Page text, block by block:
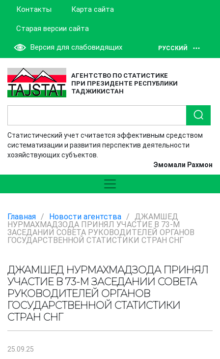
Контакты Карта сайта
Старая версии сайта
Версия для слабовидящих РУССКИЙ
АГЕНТСТВО ПО СТАТИСТИКЕ
ПРИ ПРЕЗИДЕНТЕ РЕСПУБЛИКИ
ТАДЖИКИСТАН
Статистический учет считается эффективным средством
систематизации и развития перспектив деятельности
хозяйствующих субъектов.
Эмомали Рахмон
Главная / Новости агентства / ДЖАМШЕД
НУРМАХМАДЗОДА ПРИНЯЛ УЧАСТИЕ В 73-М
ЗАСЕДАНИИ СОВЕТА РУКОВОДИТЕЛЕЙ ОРГАНОВ
ГОСУДАРСТВЕННОЙ СТАТИСТИКИ СТРАН СНГ
ДЖАМШЕД НУРМАХМАДЗОДА ПРИНЯЛ
УЧАСТИЕ В 73-М ЗАСЕДАНИИ СОВЕТА
РУКОВОДИТЕЛЕЙ ОРГАНОВ
ГОСУДАРСТВЕННОЙ СТАТИСТИКИ
СТРАН СНГ
25.09.25